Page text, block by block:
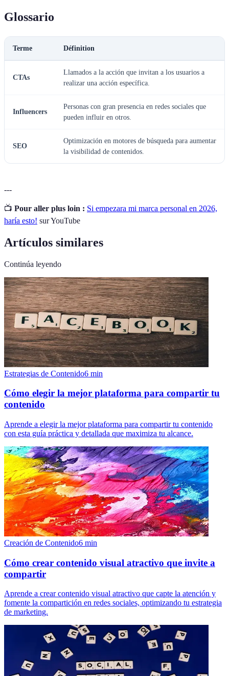
Glossario
Terme Définition
CTAs
Llamados a la acción que invitan a los usuarios a
realizar una acción específica.
Influencers
Personas con gran presencia en redes sociales que
pueden influir en otros.
SEO
Optimización en motores de búsqueda para aumentar
la visibilidad de contenidos.
---
📺 Pour aller plus loin : Si empezara mi marca personal en 2026,
haría esto! sur YouTube
Artículos similares
Continúa leyendo
Estrategias de Contenido6 min
Cómo elegir la mejor plataforma para compartir tu
contenido
Aprende a elegir la mejor plataforma para compartir tu contenido
con esta guía práctica y detallada que maximiza tu alcance.
Creación de Contenido6 min
Cómo crear contenido visual atractivo que invite a
compartir
Aprende a crear contenido visual atractivo que capte la atención y
fomente la compartición en redes sociales, optimizando tu estrategia
de marketing.